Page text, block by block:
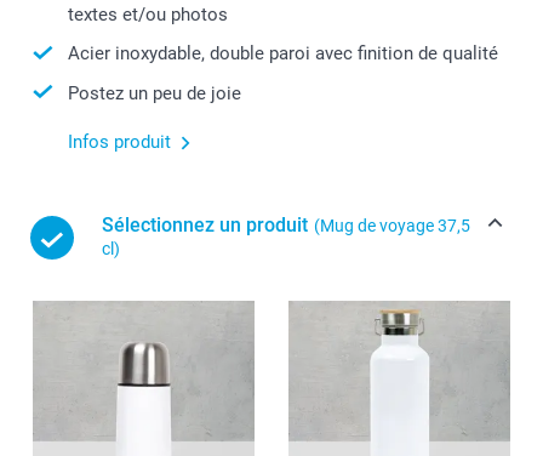
textes et/ou photos
Acier inoxydable, double paroi avec finition de qualité
Postez un peu de joie
Infos produit
Sélectionnez un produit (Mug de voyage 37,5
cl)